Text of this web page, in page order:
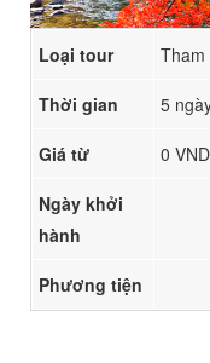
Loại tour Tham
Thời gian 5
Giá từ 0 VND
Ngày khởi
hành
Phương tiện